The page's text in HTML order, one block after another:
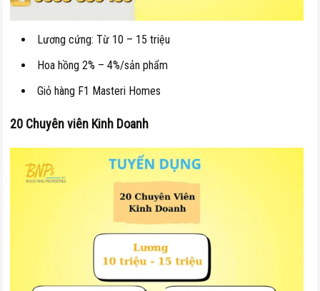
Lương cứng: Từ 10 – 15 triệu
Hoa hồng 2% – 4%/sản phẩm
Giỏ hàng F1 Masteri Homes
20 Chuyên viên Kinh Doanh